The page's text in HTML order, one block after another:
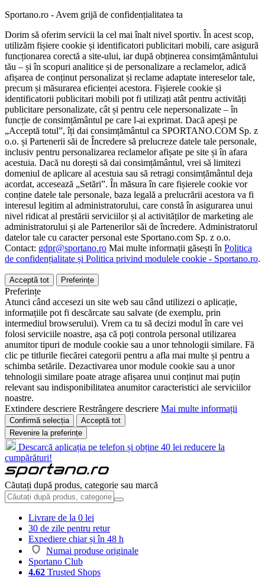
Sportano.ro - Avem grijă de confidențialitatea ta
Dorim să oferim servicii la cel mai înalt nivel sportiv. În acest scop,
utilizăm fișiere cookie și identificatori publicitari mobili, care asigură
funcționarea corectă a site-ului, iar după obținerea consimțământului
tău – și în scopuri analitice și de personalizare a reclamelor, adică
afișarea de conținut personalizat și reclame adaptate intereselor tale,
precum și măsurarea eficienței acestora. Fișierele cookie și
identificatorii publicitari mobili pot fi utilizați atât pentru activități
publicitare personalizate, cât și pentru cele nepersonalizate – în
funcție de consimțământul pe care l-ai exprimat. Dacă apeși pe
„Acceptă totul”, îți dai consimțământul ca SPORTANO.COM Sp. z
o.o. și Partenerii săi de Încredere să prelucreze datele tale personale,
inclusiv pentru personalizarea reclamelor afișate pe site și în afara
acestuia. Dacă nu dorești să dai consimțământul, vrei să limitezi
domeniul de aplicare al acestuia sau să retragi consimțământul deja
acordat, accesează „Setări”. În măsura în care fișierele cookie vor
conține datele tale personale, baza legală a prelucrării acestora va fi
interesul legitim al administratorului, care constă în asigurarea unui
nivel ridicat al prestării serviciilor și al activităților de marketing ale
administratorului și ale Partenerilor săi de încredere. Administratorul
datelor tale cu caracter personal este Sportano.com Sp. z o.o.
Contact: gdpr@sportano.ro Mai multe informații găsești în Politica
de confidențialitate și Politica privind modulele cookie - Sportano.ro.
Acceptă tot Preferințe
Preferințe
Atunci când accesezi un site web sau când utilizezi o aplicație,
informațiile pot fi descărcate sau salvate (de exemplu, prin
intermediul browserului). Vrem ca tu să decizi modul în care vei
folosi serviciile noastre, așa că poți controla personal utilizarea
anumitor tipuri de module cookie sau a unor tehnologii similare. Fă
clic pe titlurile fiecărei categorii pentru a afla mai multe și pentru a
schimba setările. Dezactivarea unor module cookie sau a unor
tehnologii similare poate atrage afișarea unui conținut mai puțin
relevant sau indisponibilitatea anumitor caracteristici ale serviciilor
noastre.
Extindere descriere Restrângere descriere Mai multe informații
Confirmă selecția
Acceptă tot
Revenire la preferințe
Descarcă aplicația pe telefon și obține 40 lei reducere la
cumpărături!
Căutați după produs, categorie sau marcă
Livrare de la 0 lei
30 de zile pentru retur
Expediere chiar și în 48 h
Numai produse originale
Sportano Club
4.62 Trusted Shops